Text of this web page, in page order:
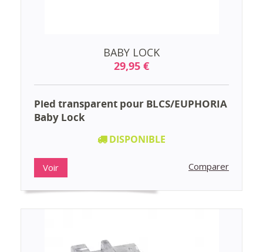
BABY LOCK
29,95 €
Pied transparent pour BLCS/EUPHORIA
Baby Lock
DISPONIBLE
Voir Comparer